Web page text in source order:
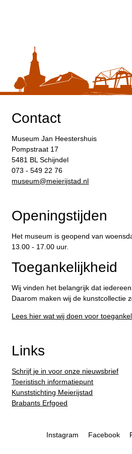
Contact
Museum Jan Heestershuis
Pompstraat 17
5481 BL Schijndel
073 - 549 22 76
​museum@meierijstad.nl
Openingstijden
Het museum is geopend van
13.00 - 17.00 uur.
Toegankelijkheid
Wij vinden het belangrijk dat
Daarom maken wij de kunstcollectie
Lees hier wat wij doen voor
Links
Schrijf je in voor onze nieuwsbrief
Toeristisch informatiepunt
Kunststichting Meierijstad
Brabants Erfgoed
Instagram Facebook